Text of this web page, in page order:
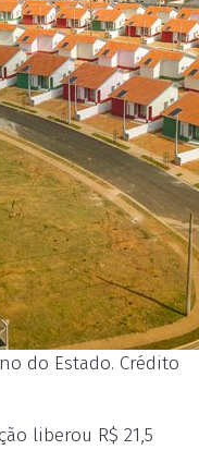
do Estado. Crédito
liberou R$ 21,5